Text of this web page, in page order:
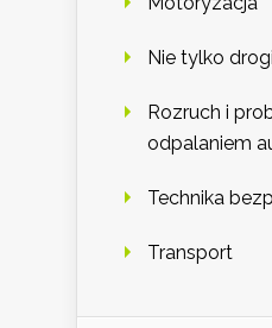
Nie tylko drogi
Rozruch i
odpalaniem
Technika
Transport